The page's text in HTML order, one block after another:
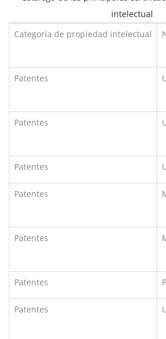
intelectual
Categoría de propiedad intelectual
Patentes
Patentes
Patentes
Patentes
Patentes
Patentes
Patentes